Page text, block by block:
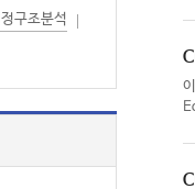
구조분석